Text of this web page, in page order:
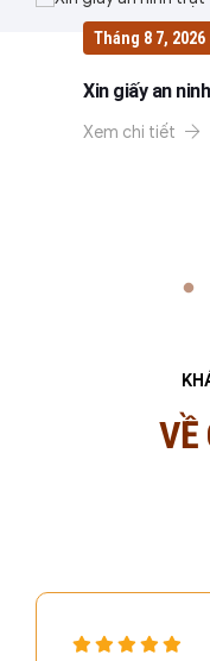
Tháng 8 7, 2026
Xin giấy an
Xem chi tiết
VỀ